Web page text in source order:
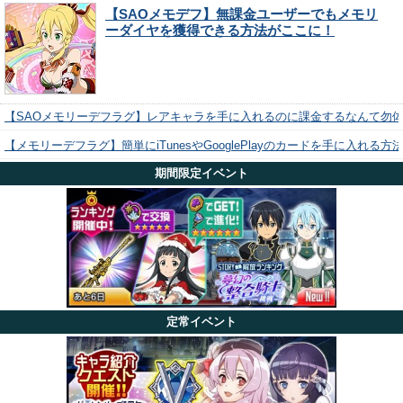
【SAOメモデフ】無課金ユーザーでもメモリ
ーダイヤを獲得できる方法がここに！
【SAOメモリーデフラグ】レアキャラを手に入れるのに課金するなんて勿
【メモリーデフラグ】簡単にiTunesやGooglePlayのカードを手に入れる方
期間限定イベント
定常イベント